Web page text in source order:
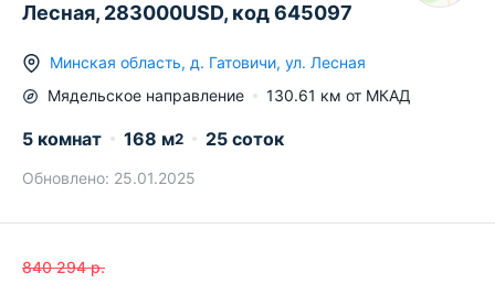
Лесная, 283000USD, код 645097
Минская область, д. Гатовичи, ул. Лесная
Мядельское направление 130.61 км от МКАД
5 комнат 168 м2 25 соток
Обновлено: 25.01.2025
840 294 р.